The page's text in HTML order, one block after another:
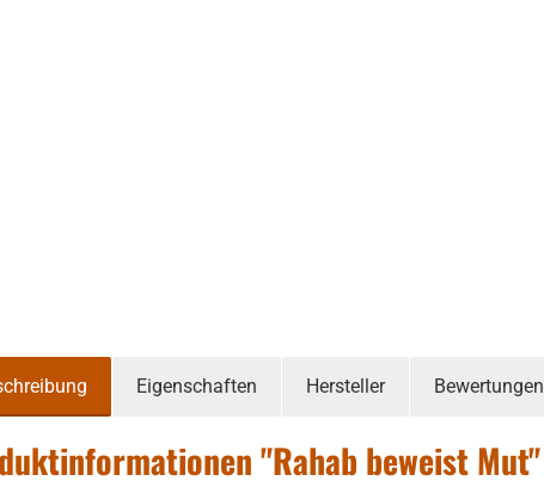
Eigenschaften Hersteller Bewertungen
"Rahab beweist Mut"